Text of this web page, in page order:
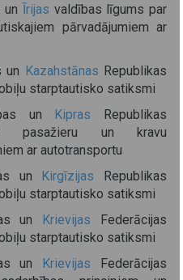
un Īrijas valdības līgums par
pārvadājumiem ar
un Kazahstānas Republikas
starptautisko satiksmi
un
Kipras Republikas
pasažieru un kravu
ar autotransportu
un
Kirgīzijas Republikas
starptautisko satiksmi
un
Krievijas Federācijas
starptautisko satiksmi
un
Krievijas Federācijas